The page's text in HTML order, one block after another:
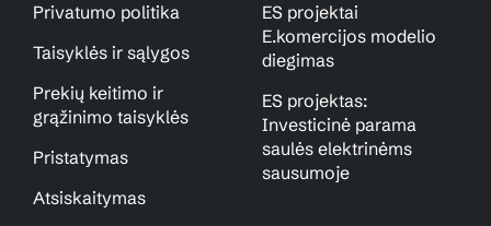
Privatumo politika
Taisyklės ir sąlygos
Prekių keitimo ir
grąžinimo taisyklės
Pristatymas
Atsiskaitymas
ES projektai
E.komercijos modelio
diegimas
ES projektas:
Investicinė parama
saulės elektrinėms
sausumoje